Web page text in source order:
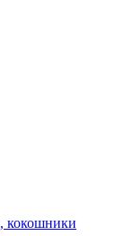
кокошники